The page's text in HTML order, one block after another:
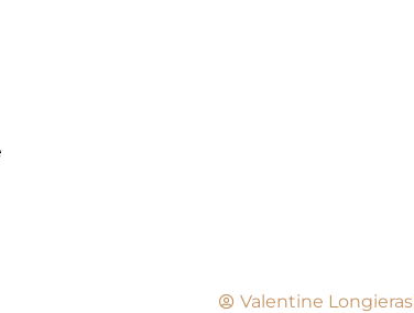
Valentine Longieras